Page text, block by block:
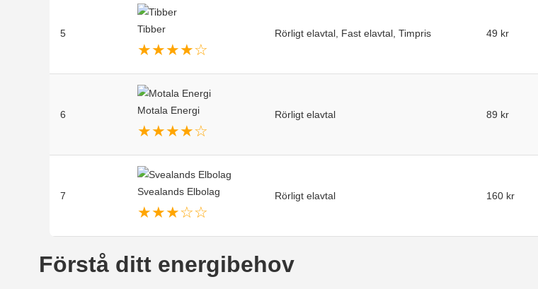
5 Tibber
★★★★☆
Rörligt elavtal, Fast elavtal, Timpris 49 kr
6 Motala Energi
★★★★☆
Rörligt elavtal 89 kr
7 Svealands Elbolag
★★★☆☆
Rörligt elavtal 160 kr
Förstå ditt energibehov